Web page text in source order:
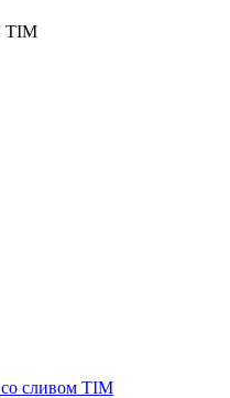
TIM
сливом TIM